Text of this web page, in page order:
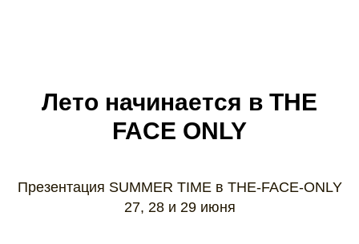
Лето начинается в THE
FACE ONLY
Презентация SUMMER TIME в THE-FACE-ONLY
27, 28 и 29 июня